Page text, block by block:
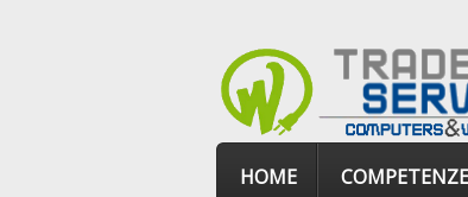
HOME COMPETENZE